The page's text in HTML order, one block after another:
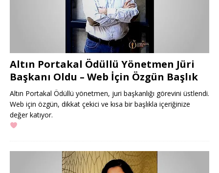
Altın Portakal Ödüllü Yönetmen Jüri
Başkanı Oldu – Web İçin Özgün Başlık
Altın Portakal Ödüllü yönetmen, juri başkanlığı görevini üstlendi.
Web için özgün, dikkat çekici ve kısa bir başlıkla içeriğinize
değer katıyor.